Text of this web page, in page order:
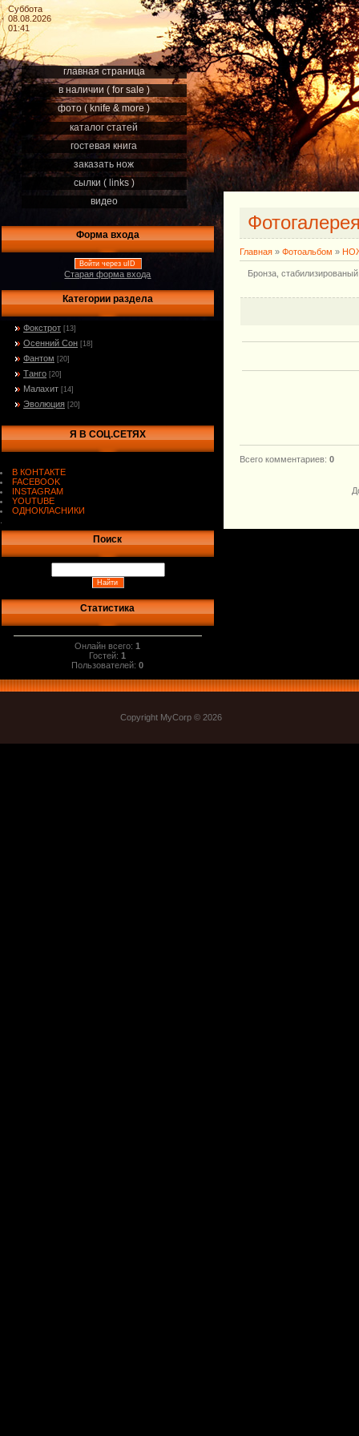
Суббота
08.08.2026
01:41
главная страница
в наличии ( for sale )
фото ( knife & more )
каталог статей
гостевая книга
заказать нож
сылки ( links )
видео
Форма входа
Войти через uID
Старая форма входа
Категории раздела
Фокстрот [13]
Осенний Сон [18]
Фантом [20]
Танго [20]
Малахит [14]
Эволюция [20]
Я В СОЦ.СЕТЯХ
В КОНТАКТЕ
FACEBOOK
INSTAGRAM
YOUTUBE
ОДНОКЛАСНИКИ
Поиск
Статистика
Онлайн всего:1
Гостей:1
Пользователей:0
Главная » Фотоальбом »
Бронза,
Всего комментариев: 0
Copyright MyCorp © 2026